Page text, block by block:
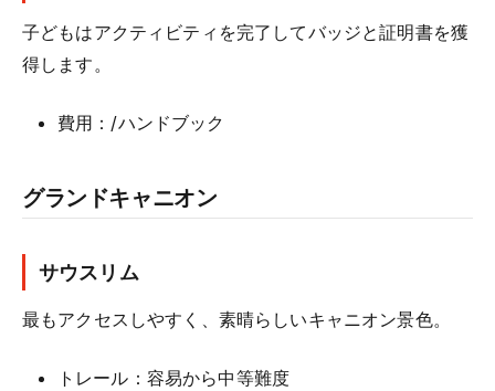
子どもはアクティビティを完了してバッジと証明書を獲
得します。
費用：/ハンドブック
グランドキャニオン
サウスリム
最もアクセスしやすく、素晴らしいキャニオン景色。
トレール：容易から中等難度